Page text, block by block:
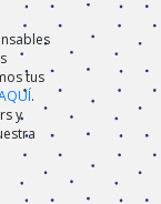
tus
.
y